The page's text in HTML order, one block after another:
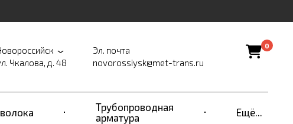
Чкалова, д. 48
Эл. почта
novorossiysk@met-trans.ru
0
Трубопроводная
арматура
Ещё...